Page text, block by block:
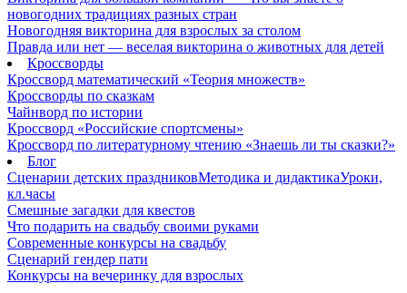
новогодних традициях разных стран
Новогодняя викторина для взрослых за столом
Правда или нет — веселая викторина о животных для детей
Кроссворды
Кроссворд математический «Теория множеств»
Кроссворды по сказкам
Чайнворд по истории
Кроссворд «Российские спортсмены»
Кроссворд по литературному чтению «Знаешь ли ты сказки?»
Блог
Сценарии детских праздниковМетодика и дидактикаУроки,
кл.часы
Смешные загадки для квестов
Что подарить на свадьбу своими руками
Современные конкурсы на свадьбу
Сценарий гендер пати
Конкурсы на вечеринку для взрослых